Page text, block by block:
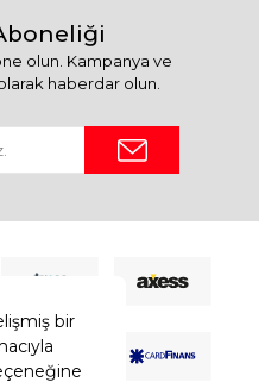
bir
olun. Kampanya ve
haberdar olun.